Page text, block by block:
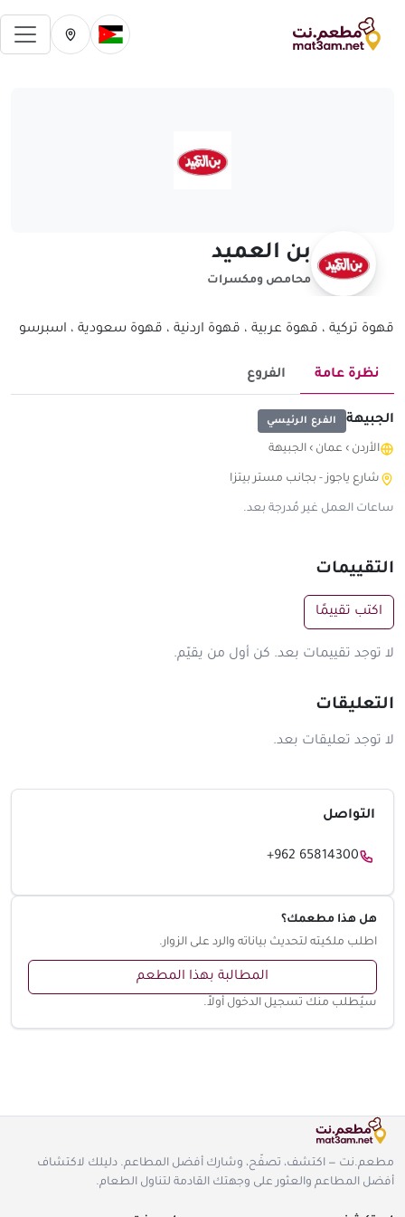
تغيير الدولة الحالية
تغيير المدينة
بن العميد
محامص ومكسرات
قهوة تركية ، قهوة عربية ، قهوة اردنية ، قهوة سعودية ، اسبرسو
نظرة عامة الفروع
الجبيهة الفرع الرئيسي
الأردن › عمان › الجبيهة
شارع ياجوز - بجانب مستر بيتزا
ساعات العمل غير مُدرجة بعد.
التقييمات
اكتب تقييمًا
لا توجد تقييمات بعد. كن أول من يقيّم.
التعليقات
لا توجد تعليقات بعد.
التواصل
+962 65814300
هل هذا مطعمك؟
اطلب ملكيته لتحديث بياناته والرد على الزوار.
المطالبة بهذا المطعم
سيُطلب منك تسجيل الدخول أولاً.
مطعم.نت — اكتشف، تصفّح، وشارك أفضل المطاعم. دليلك لاكتشاف
أفضل المطاعم والعثور على وجهتك القادمة لتناول الطعام.